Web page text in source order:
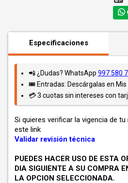
Especificaciones
📲 ¿Dudas? WhatsApp 997 580
🎟️ Entradas: Descárgalas en Mis
💳 3 cuotas sin intereses con
Si quieres verificar la vigencia de
este link
Validar revisión técnica
PUEDES HACER USO DE ESTA
DIA SIGUIENTE A SU COMPRA
LA OPCION SELECCIONADA.